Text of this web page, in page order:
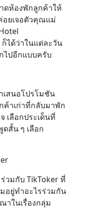
ห้องพักลูกค้าให้
อยเจอตัวคุณแม่
ได้ว่าในแต่ละวัน
ไปอีกแบบครับ
เสนอโปรโมชัน
าเก่าที่กลับมาพัก
เลือกประเด็นที่
สั้น ๆ เลือก
วมกับ TikToker ที่
อยู่ทำอะไรร่วมกัน
าในเรื่องกลุ่ม